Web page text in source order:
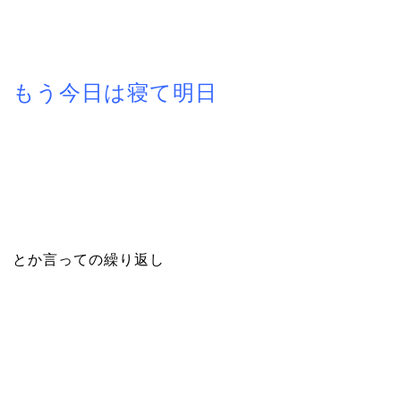
もう今日は寝て明日
とか言っての繰り返し